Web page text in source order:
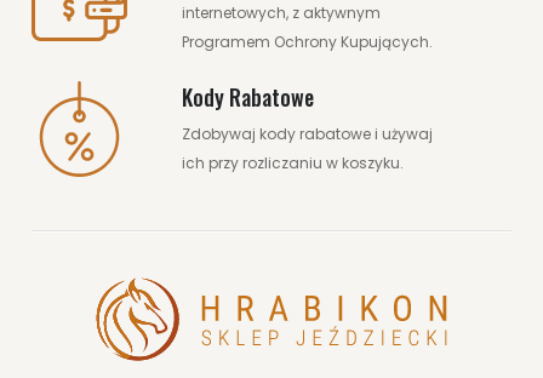
internetowych, z aktywnym
Programem Ochrony Kupujących.
Kody Rabatowe
Zdobywaj kody rabatowe i używaj
ich przy rozliczaniu w koszyku.